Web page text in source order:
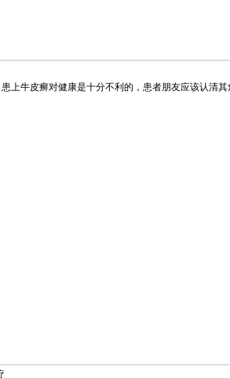
肖建华，成都银康银屑病...
牛皮癣对健康是十分不利的，患者朋友应该认清其